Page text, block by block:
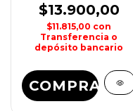
$13.900,00
$11.815,00 con
Transferencia o
depósito bancario
COMPRAR